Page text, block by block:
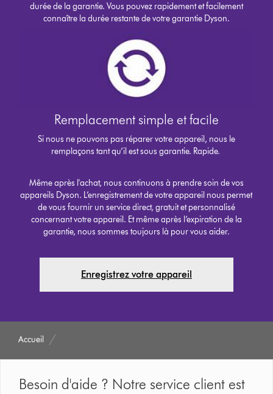
durée de la garantie. Vous pouvez rapidement et facilement
connaître la durée restante de votre garantie Dyson.
Remplacement simple et facile
Si nous ne pouvons pas réparer votre appareil, nous le
remplaçons tant qu’il est sous garantie. Rapide.
Même après l'achat, nous continuons à prendre soin de vos
appareils Dyson. L’enregistrement de votre appareil nous permet
de vous fournir un service direct, gratuit et personnalisé
concernant votre appareil. Et même après l’expiration de la
garantie, nous sommes toujours là pour vous aider.
Enregistrez votre appareil
Accueil
Besoin d'aide ? Notre service client est